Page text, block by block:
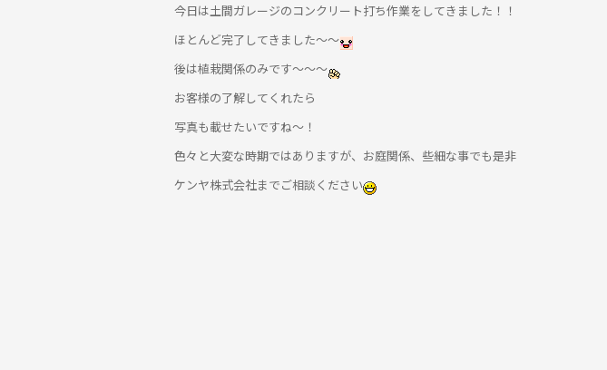
今日は土間ガレージのコンクリート打ち作業をしてきました！！
ほとんど完了してきました～～
後は植栽関係のみです～～～
お客様の了解してくれたら
写真も載せたいですね～！
色々と大変な時期ではありますが、お庭関係、些細な事でも是非
ケンヤ株式会社までご相談ください